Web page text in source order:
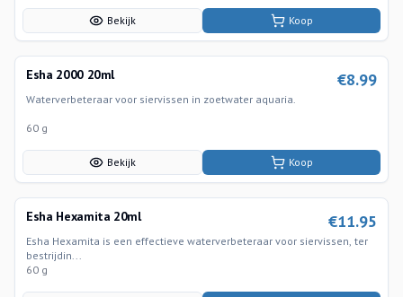
Bekijk Koop
Esha 2000 20ml €8.99
Waterverbeteraar voor siervissen in zoetwater aquaria.
60 g
Bekijk Koop
Esha Hexamita 20ml €11.95
Esha Hexamita is een effectieve waterverbeteraar voor siervissen, ter
bestrijdin...
60 g